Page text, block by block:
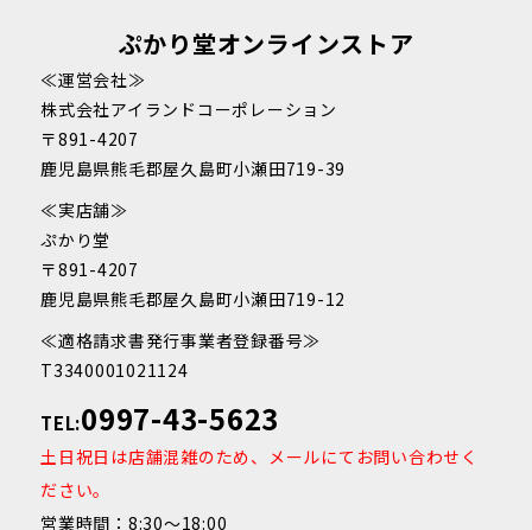
ぷかり堂オンラインストア
≪運営会社≫
株式会社アイランドコーポレーション
〒891-4207
鹿児島県熊毛郡屋久島町小瀬田719-39
≪実店舗≫
ぷかり堂
〒891-4207
鹿児島県熊毛郡屋久島町小瀬田719-12
≪適格請求書発行事業者登録番号≫
T3340001021124
TEL:0997-43-5623
土日祝日は店舗混雑のため、メールにてお問い合わせく
ださい。
営業時間：8:30～18:00